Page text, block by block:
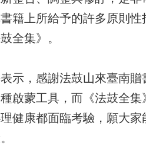
籍上所給予的許多原則
全集》。
示，感謝法鼓山來臺南
啟蒙工具，而《法鼓全
健康都面臨考驗，願大